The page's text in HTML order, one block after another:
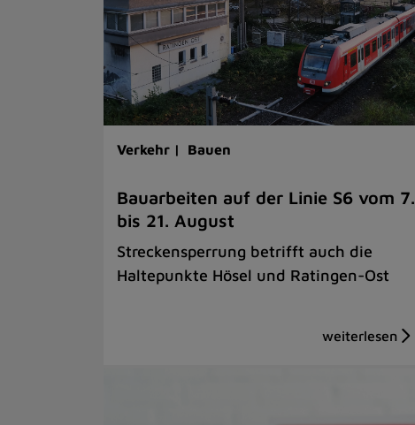
Verkehr | Bauen
Bauarbeiten auf der Linie S6 vom 7.
bis 21. August
Streckensperrung betrifft auch die
Haltepunkte Hösel und Ratingen-Ost